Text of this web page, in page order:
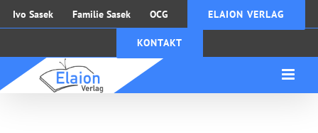
Zum
Inhalt
Ivo Sasek Familie Sasek OCG ELAION VERLAG
KONTAKT